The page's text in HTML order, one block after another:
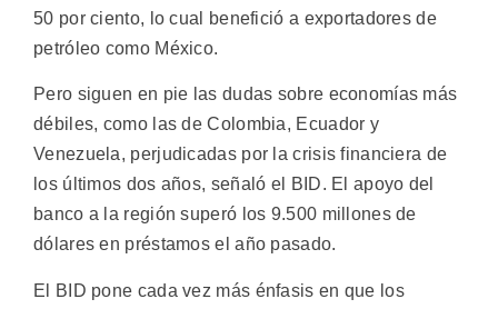
50 por ciento, lo cual benefició a exportadores de
petróleo como México.
Pero siguen en pie las dudas sobre economías más
débiles, como las de Colombia, Ecuador y
Venezuela, perjudicadas por la crisis financiera de
los últimos dos años, señaló el BID. El apoyo del
banco a la región superó los 9.500 millones de
dólares en préstamos el año pasado.
El BID pone cada vez más énfasis en que los